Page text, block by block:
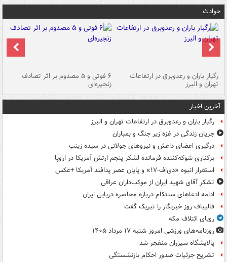
حوادث
رگبار باران و رعدوبرق در ارتفاعات
تهران و البرز
۶ فوتی و ۵ مصدوم بر اثر تصادف
زنجیره‌ای
آخرین اخبار
رگبار باران و رعدوبرق در ارتفاعات تهران و البرز
جریان زندگی در غزه زیر جنگ و بمباران
درگیری اعضای داعش و نیروهای جولانی در سیده زینب
برکناری شوکه‌کننده فرمانده لشکر پنجم ارتش آمریکا در اروپا
استقرار انبوه «دی‌اف‑۱۷» و پایان عصر پدافند آمریکا +عکس
تشکر آقای شهید ایران از موکب‌داران عراقی
ادامه ادعاهای سنتکام درباره محاصره دریایی ایران
قالیباف روز خبرنگار را تبریک گفت
رویای ائتلاف مکه
روزنامه‌های ورزشی امروز ‌شنبه ۱۷ مرداد ۱۴۰۵
پالایشگاه سیزران منفجر شد
تشریح جزئیات صدور احکام بازنشستگی